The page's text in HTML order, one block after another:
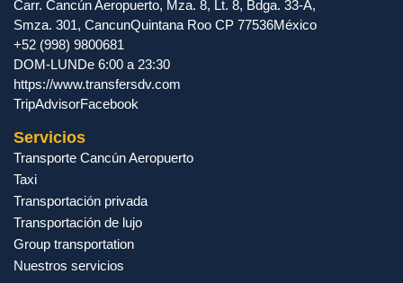
Carr. Cancún Aeropuerto, Mza. 8, Lt. 8, Bdga. 33-A,
Smza. 301, CancunQuintana Roo CP 77536México
+52 (998) 9800681
DOM-LUNDe 6:00 a 23:30
https://www.transfersdv.com
TripAdvisorFacebook
Servicios
Transporte Cancún Aeropuerto
Taxi
Transportación privada
Transportación de lujo
Group transportation
Nuestros servicios